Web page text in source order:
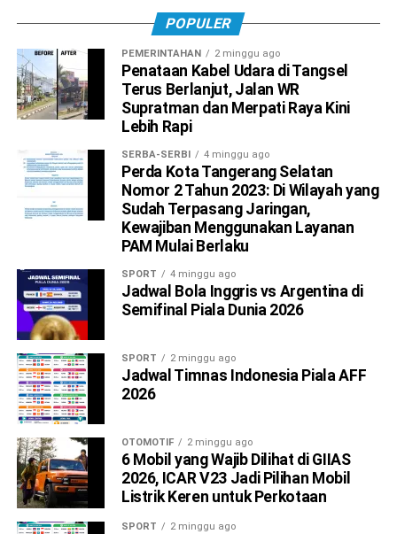
POPULER
PEMERINTAHAN 2 minggu ago
Penataan Kabel Udara di Tangsel
Terus Berlanjut, Jalan WR
Supratman dan Merpati Raya Kini
Lebih Rapi
SERBA-SERBI 4 minggu ago
Perda Kota Tangerang Selatan
Nomor 2 Tahun 2023: Di Wilayah yang
Sudah Terpasang Jaringan,
Kewajiban Menggunakan Layanan
PAM Mulai Berlaku
SPORT 4 minggu ago
Jadwal Bola Inggris vs Argentina di
Semifinal Piala Dunia 2026
SPORT 2 minggu ago
Jadwal Timnas Indonesia Piala AFF
2026
OTOMOTIF 2 minggu ago
6 Mobil yang Wajib Dilihat di GIIAS
2026, ICAR V23 Jadi Pilihan Mobil
Listrik Keren untuk Perkotaan
SPORT 2 minggu ago